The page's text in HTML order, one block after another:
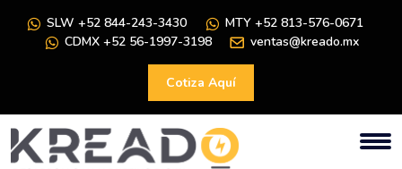
SLW +52 844-243-3430
MTY +52 813-576-0671
CDMX +52 56-1997-3198
ventas@kreado.mx
Cotiza Aquí